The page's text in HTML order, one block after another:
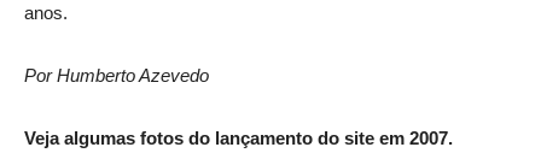
anos.
Por Humberto Azevedo
Veja algumas fotos do lançamento do site em 2007.